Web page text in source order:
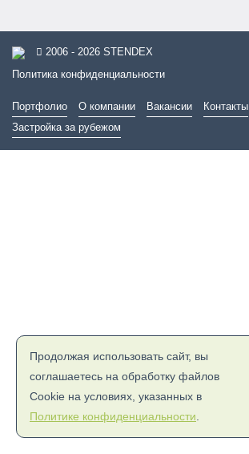
2006 - 2026 STENDEX
Политика конфиденциальности
Портфолио О компании Вакансии Контакты
Застройка за рубежом
Продолжая использовать сайт, вы
соглашаетесь на обработку файлов
Cookie на условиях, указанных в
Политике конфиденциальности